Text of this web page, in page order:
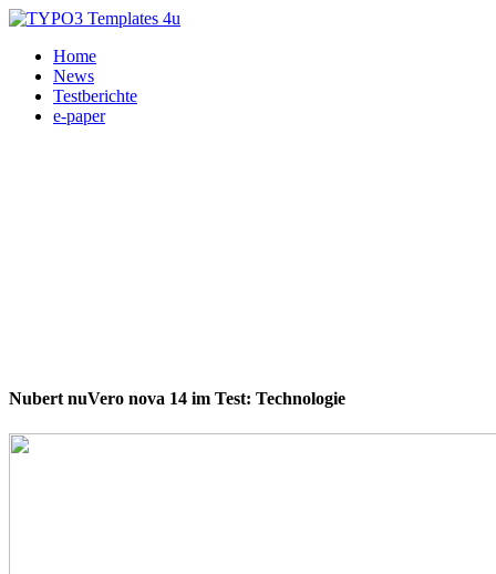
Home
News
Testberichte
e-paper
Nubert nuVero nova 14 im Test: Technologie